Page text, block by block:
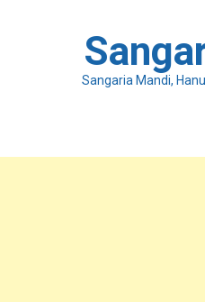
Sangaria Mandi,